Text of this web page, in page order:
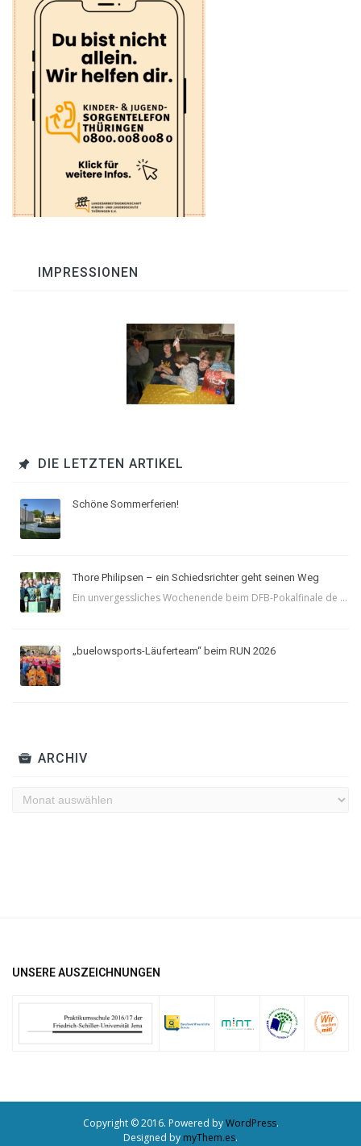
IMPRESSIONEN
DIE LETZTEN ARTIKEL
Schöne Sommerferien!
Thore Philipsen – ein Schiedsrichter geht seinen Weg
Ein unvergessliches Wochenende beim DFB-Pokalfinale de ...
„buelowsports-Läuferteam“ beim RUN 2026
ARCHIV
Archiv
UNSERE AUSZEICHNUNGEN
Copyright © 2016. Powered byWordPress.
Designed by myThem.es.